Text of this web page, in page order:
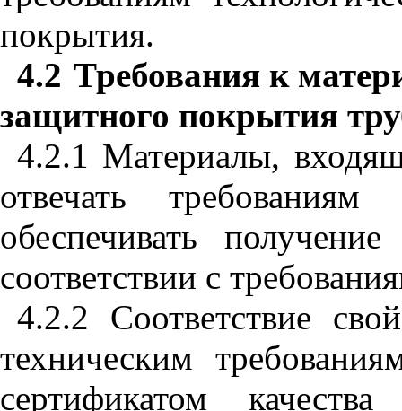
покрытия.
4.2 Требования к
защитного покрытия
4.2.1 Материалы,
отвечать
обеспечивать
соответствии с
4.2.2 Соответствие
техническим
сертификатом